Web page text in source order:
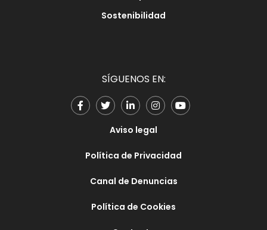
Sostenibilidad
SÍGUENOS EN:
Aviso legal
Política de Privacidad
Canal de Denuncias
Política de Cookies